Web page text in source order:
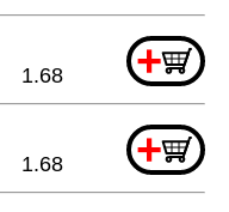
+
1.68
+
1.68